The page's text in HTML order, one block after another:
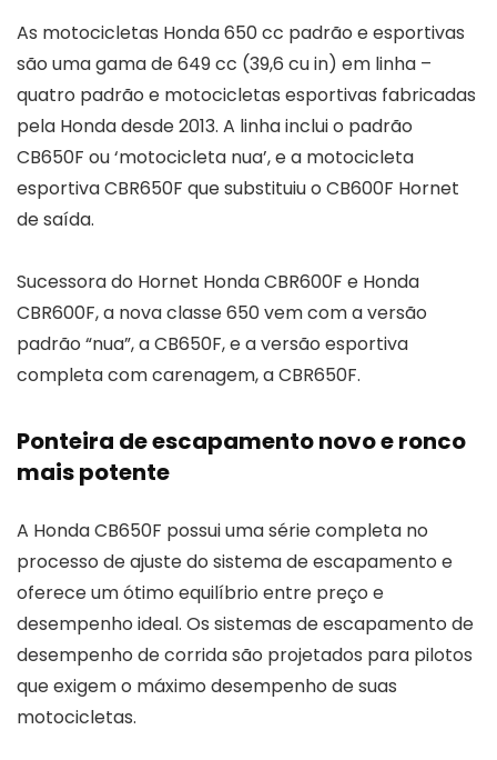
As motocicletas Honda 650 cc padrão e esportivas
são uma gama de 649 cc (39,6 cu in) em linha –
quatro padrão e motocicletas esportivas fabricadas
pela Honda desde 2013. A linha inclui o padrão
CB650F ou ‘motocicleta nua’, e a motocicleta
esportiva CBR650F que substituiu o CB600F Hornet
de saída.
Sucessora do Hornet Honda CBR600F e Honda
CBR600F, a nova classe 650 vem com a versão
padrão “nua”, a CB650F, e a versão esportiva
completa com carenagem, a CBR650F.
Ponteira de escapamento novo e ronco
mais potente
A Honda CB650F possui uma série completa no
processo de ajuste do sistema de escapamento e
oferece um ótimo equilíbrio entre preço e
desempenho ideal. Os sistemas de escapamento de
desempenho de corrida são projetados para pilotos
que exigem o máximo desempenho de suas
motocicletas.